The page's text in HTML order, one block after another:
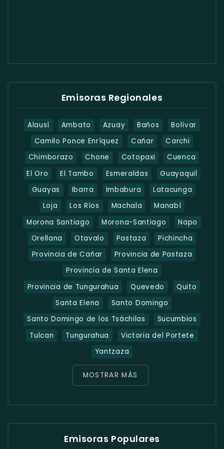
Emisoras Regionales
Alausí Ambato Azuay Baños
Bolívar
Camilo Ponce Enríquez
Cañar
Carchi
Chimborazo
Chone Cotopaxi
Cuenca
El Oro
El Tambo Esmeraldas
Guayaquil
Guayas
Ibarra Imbabura
Latacunga
Loja
Los Ríos Machala
Manabí
Morona Santiago
Morona-Santiago
Napo
Orellana
Otavalo Pastaza
Pichincha
Provincia de Cañar
Provincia de Pastaza
Provincia de Santa Elena
Provincia de Tungurahua
Quevedo
Quito
Santa Elena
Santo Domingo
Santo Domingo de los Tsáchilas
Sucumbios
Tulcan
Tungurahua
Victoria del Portete
Yantzaza
MOSTRAR MÁS
Emisoras Populares